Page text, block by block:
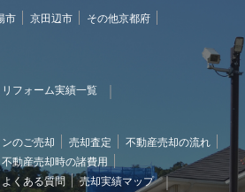
市 京田辺市
その他京都府
リフォーム実績一覧
のご売却 売却査定
不動産売却の流れ
不動産売却時の諸費用
よくある質問 売却実績マップ